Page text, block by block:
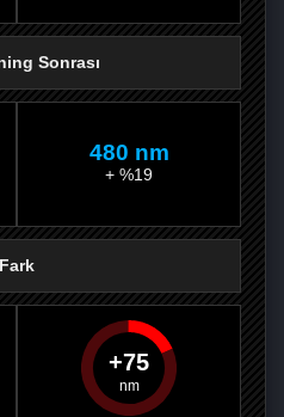
Sonrası
480 nm
+ %19
Fark
75